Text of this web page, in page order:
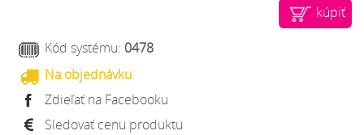
kúpiť
Kód systému: 0478
Na objednávku
Zdieľať na Facebooku
Sledovať cenu produktu